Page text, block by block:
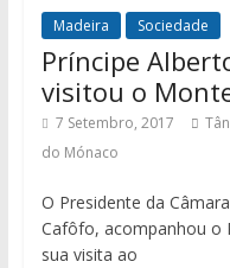
Madeira Sociedade
Príncipe
visitou o
7 Setembro, 2017
do Mónaco
O Presidente da
Cafôfo, acompanhou o
sua visita ao